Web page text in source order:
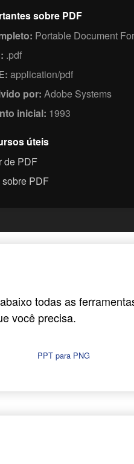
sobre PDF
Portable Document
.pdf
application/pdf
por: Adobe Systems
inicial: 1993
úteis
de PDF
PDF
todas as
você precisa.
PPT para PNG